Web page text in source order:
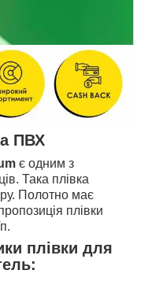
ПВХ
є одним з
Така плівка
Полотно має
плівки
плівки для